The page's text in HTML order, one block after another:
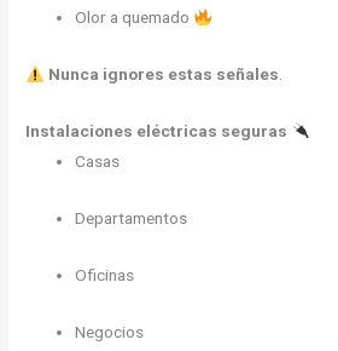
Olor a quemado
Nunca ignores estas señales.
Instalaciones eléctricas seguras
Casas
Departamentos
Oficinas
Negocios